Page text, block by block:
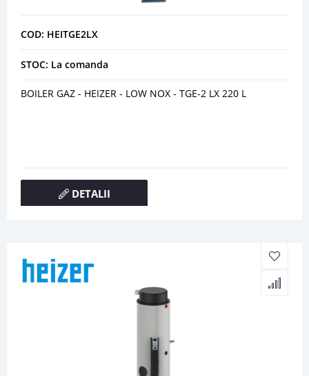
COD: HEITGE2LX
STOC: La comanda
BOILER GAZ - HEIZER - LOW NOX - TGE-2 LX 220 L
DETALII